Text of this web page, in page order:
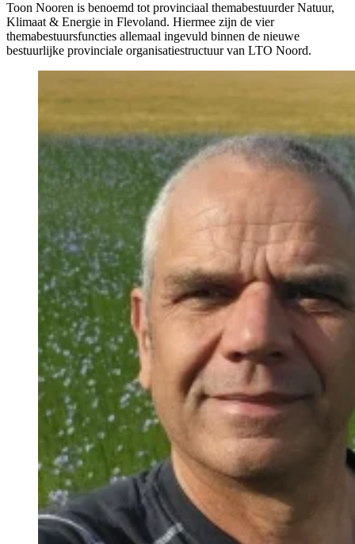
Toon Nooren is benoemd tot provinciaal themabestuurder Natuur,
Klimaat & Energie in Flevoland. Hiermee zijn de vier
themabestuursfuncties allemaal ingevuld binnen de nieuwe
bestuurlijke provinciale organisatiestructuur van LTO Noord.